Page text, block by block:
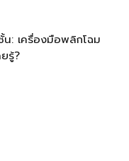
น: เครื่องมือพลิกโฉม
รู้?